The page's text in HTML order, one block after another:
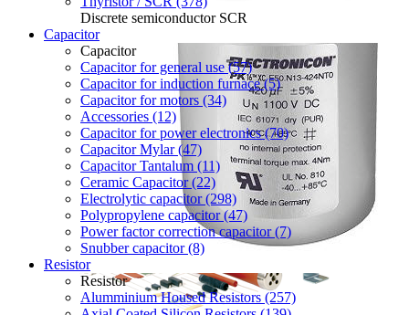
Discrete semiconductor SCR
Capacitor
Capacitor
Capacitor for general use (57)
Capacitor for induction furnace (5)
Capacitor for motors (34)
Accessories (12)
Capacitor for power electronics (70)
Capacitor Mylar (47)
Capacitor Tantalum (11)
Ceramic Capacitor (22)
Electrolytic capacitor (298)
Polypropylene capacitor (47)
Power factor correction capacitor (7)
Snubber capacitor (8)
Resistor
Resistor
Alumminium Housed Resistors (257)